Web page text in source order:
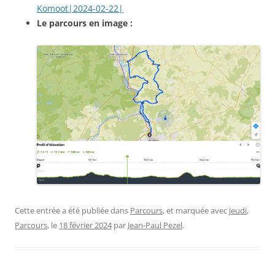
Komoot|2024-02-22|
Le parcours en image :
Cette entrée a été publiée dans Parcours, et marquée avec jeudi,
Parcours, le 18 février 2024 par Jean-Paul Pezel.